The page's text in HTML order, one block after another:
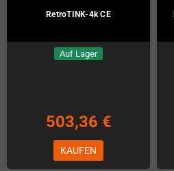
RetroTINK-4k CE
Auf Lager
503,36 €
KAUFEN